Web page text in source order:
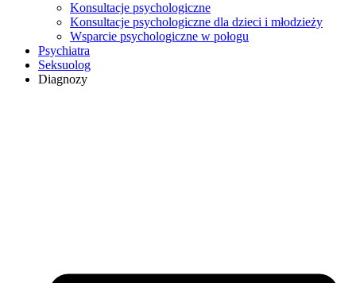
Konsultacje psychologiczne
Konsultacje psychologiczne dla dzieci i młodzieży
Wsparcie psychologiczne w połogu
Psychiatra
Seksuolog
Diagnozy